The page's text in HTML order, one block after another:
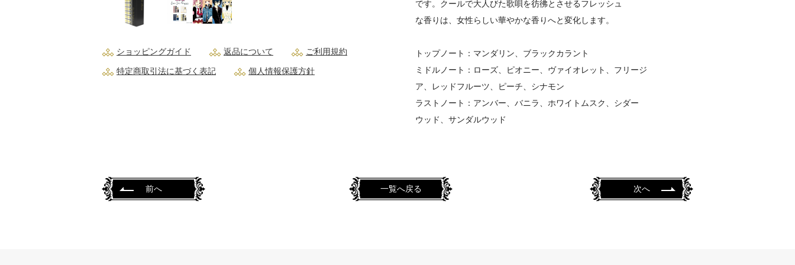
ショッピングガイド 返品について ご利用規約
特定商取引法に基づく表記 個人情報保護方針
です。クールで大人びた歌唄を彷彿とさせるフレッシュ
な香りは、女性らしい華やかな香りへと変化します。
トップノート：マンダリン、ブラックカラント
ミドルノート：ローズ、ピオニー、ヴァイオレット、フリージ
ア、レッドフルーツ、ピーチ、シナモン
ラストノート：アンバー、バニラ、ホワイトムスク、シダー
ウッド、サンダルウッド
前へ 一覧へ戻る 次へ